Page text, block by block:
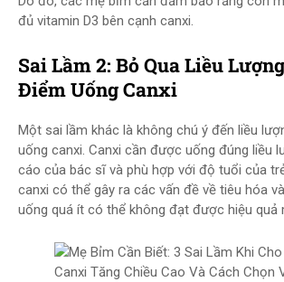
đủ vitamin D3 bên cạnh canxi.
Sai Lầm 2: Bỏ Qua Liều
Điểm Uống Canxi
Một sai lầm khác là không chú ý đến liều
uống canxi. Canxi cần được uống đúng liều
cáo của bác sĩ và phù hợp với độ tuổi của
canxi có thể gây ra các vấn đề về tiêu hóa
uống quá ít có thể không đạt được hiệu quả